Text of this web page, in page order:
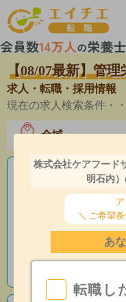
【08/07最新】管
求人・転職・採用情報
現在の求人検索条件・
全域
老人ホームの栄養士
株式会社ケアフード
明石内
＼ ご希望
あ
転職し